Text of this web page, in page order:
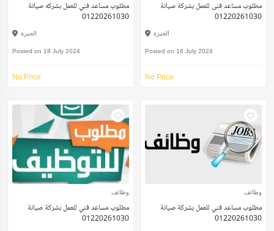
مطلوب مساعد فني للعمل بشركه صيانة
01220261030
الجيزة
Posted on 18 July 2024
No Price
مطلوب مساعد فنى للعمل بشركة صيانة
01220261030
الجيزة
Posted on 16 July 2024
No Price
وظائف
مطلوب مساعد فني للعمل بشركة صيانة
01220261030
وظائف
مطلوب مساعد فني للعمل بشركة صيانة
01220261030